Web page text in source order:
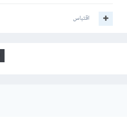
اقتباس